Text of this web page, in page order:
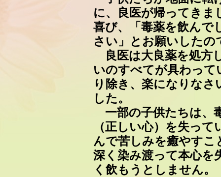
に、良医が帰ってきま
喜び、「毒薬を飲んで
さい」とお願いしたの
良医は大良薬を処方
いのすべてが具わっ
り除き、楽になりな
した。
一部の子供たちは、
（正しい心）を失っ
んで苦しみを癒やす
深く染み渡って本心を
く飲もうとしません。